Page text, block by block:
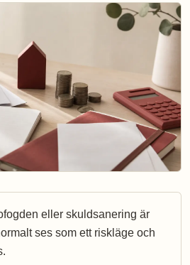
eller skuldsanering är
ses som ett riskläge och